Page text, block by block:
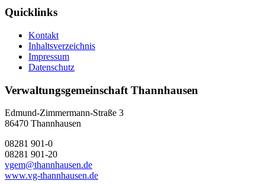
Quicklinks
Kontakt
Inhaltsverzeichnis
Impressum
Datenschutz
Verwaltungsgemeinschaft Thannhausen
Edmund-Zimmermann-Straße 3
86470 Thannhausen
08281 901-0
08281 901-20
vgem@thannhausen.de
www.vg-thannhausen.de